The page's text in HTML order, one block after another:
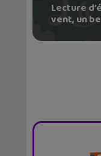
Lecture
vent, un